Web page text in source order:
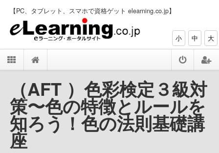
【PC、タブレット、スマホで資格ゲット elearning.co.jp】
小 中 大
（AFT ）色彩検定３級対
策〜色の特徴とルールを
知ろう！色の法則基礎講
座